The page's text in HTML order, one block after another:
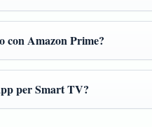
con Amazon Prime?
per Smart TV?